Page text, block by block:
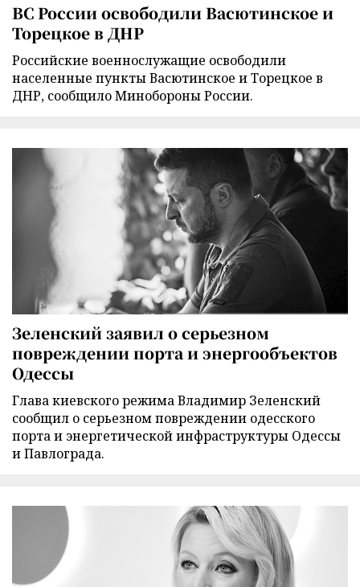
ВС России освободили Васютинское и
Торецкое в ДНР
Российские военнослужащие освободили
населенные пункты Васютинское и Торецкое в
ДНР, сообщило Минобороны России.
Зеленский заявил о серьезном
повреждении порта и энергообъектов
Одессы
Глава киевского режима Владимир Зеленский
сообщил о серьезном повреждении одесского
порта и энергетической инфраструктуры Одессы
и Павлограда.